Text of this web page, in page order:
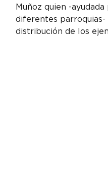
Muñoz quien -
diferentes parroquias-
distribución de los